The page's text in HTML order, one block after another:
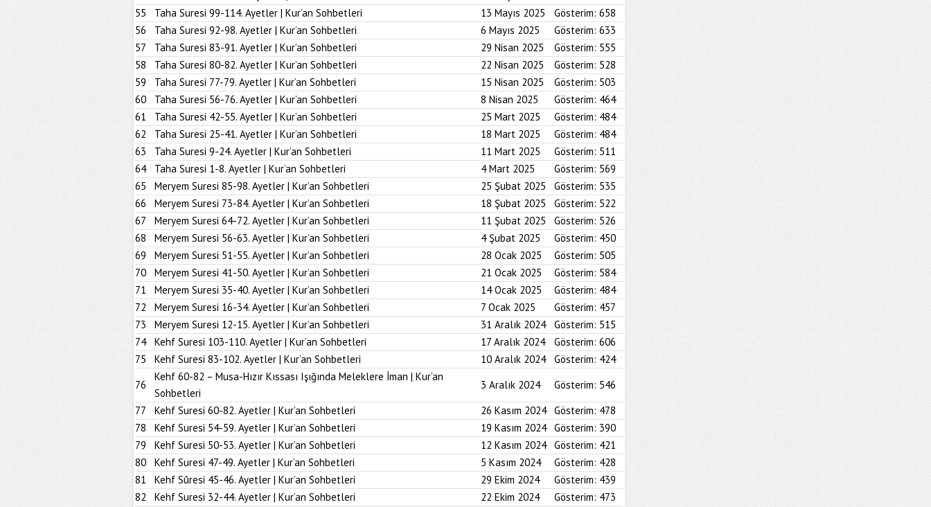
55
Taha Suresi 99-114. Ayetler | Kur’an Sohbetleri 13 Mayıs 2025 Gösterim: 658
56
Taha Suresi 92-98. Ayetler | Kur’an Sohbetleri 6 Mayıs 2025 Gösterim: 633
57
Taha Suresi 83-91. Ayetler | Kur’an Sohbetleri 29 Nisan 2025 Gösterim: 555
58
Taha Suresi 80-82. Ayetler | Kur’an Sohbetleri 22 Nisan 2025 Gösterim: 528
59
Taha Suresi 77-79. Ayetler | Kur’an Sohbetleri 15 Nisan 2025 Gösterim: 503
60
Taha Suresi 56-76. Ayetler | Kur’an Sohbetleri 8 Nisan 2025 Gösterim: 464
61
Taha Suresi 42-55. Ayetler | Kur’an Sohbetleri 25 Mart 2025 Gösterim: 484
62
Taha Suresi 25-41. Ayetler | Kur’an Sohbetleri 18 Mart 2025 Gösterim: 484
63
Taha Suresi 9-24. Ayetler | Kur’an Sohbetleri 11 Mart 2025 Gösterim: 511
64
Taha Suresi 1-8. Ayetler | Kur’an Sohbetleri 4 Mart 2025 Gösterim: 569
65
Meryem Suresi 85-98. Ayetler | Kur’an Sohbetleri 25 Şubat 2025 Gösterim: 535
66
Meryem Suresi 73-84. Ayetler | Kur’an Sohbetleri 18 Şubat 2025 Gösterim: 522
67
Meryem Suresi 64-72. Ayetler | Kur’an Sohbetleri 11 Şubat 2025 Gösterim: 526
68
Meryem Suresi 56-63. Ayetler | Kur’an Sohbetleri 4 Şubat 2025 Gösterim: 450
69
Meryem Suresi 51-55. Ayetler | Kur’an Sohbetleri 28 Ocak 2025 Gösterim: 505
70
Meryem Suresi 41-50. Ayetler | Kur’an Sohbetleri 21 Ocak 2025 Gösterim: 584
71
Meryem Suresi 35-40. Ayetler | Kur’an Sohbetleri 14 Ocak 2025 Gösterim: 484
72
Meryem Suresi 16-34. Ayetler | Kur’an Sohbetleri 7 Ocak 2025 Gösterim: 457
73
Meryem Suresi 12-15. Ayetler | Kur’an Sohbetleri 31 Aralık 2024 Gösterim: 515
74
Kehf Suresi 103-110. Ayetler | Kur’an Sohbetleri 17 Aralık 2024 Gösterim: 606
75
Kehf Suresi 83-102. Ayetler | Kur’an Sohbetleri 10 Aralık 2024 Gösterim: 424
76
Kehf 60-82 – Musa-Hızır Kıssası Işığında Meleklere İman | Kur’an
Sohbetleri
3 Aralık 2024 Gösterim: 546
77
Kehf Suresi 60-82. Ayetler | Kur’an Sohbetleri 26 Kasım 2024 Gösterim: 478
78
Kehf Suresi 54-59. Ayetler | Kur’an Sohbetleri 19 Kasım 2024 Gösterim: 390
79
Kehf Suresi 50-53. Ayetler | Kur’an Sohbetleri 12 Kasım 2024 Gösterim: 421
80
Kehf Suresi 47-49. Ayetler | Kur’an Sohbetleri 5 Kasım 2024 Gösterim: 428
81
Kehf Sûresi 45-46. Ayetler | Kur’an Sohbetleri 29 Ekim 2024 Gösterim: 439
82
Kehf Suresi 32-44. Ayetler | Kur’an Sohbetleri 22 Ekim 2024 Gösterim: 473